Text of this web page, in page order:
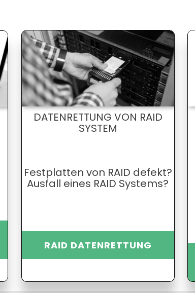
DATENRETTUNG VON RAID
SYSTEM
Festplatten von RAID defekt?
Ausfall eines RAID Systems?
RAID DATENRETTUNG